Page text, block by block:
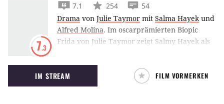
7.3
7.1 254
54
Drama von Julie Taymor mit Salma Hayekund
Alfred Molina. Im oscarprämierten Biopic
Frida von Julie Taymor zeigt Salmy Hayek als
einen folgenschweren Unfall verarbeitet.
IM STREAM FILM VORMERKEN